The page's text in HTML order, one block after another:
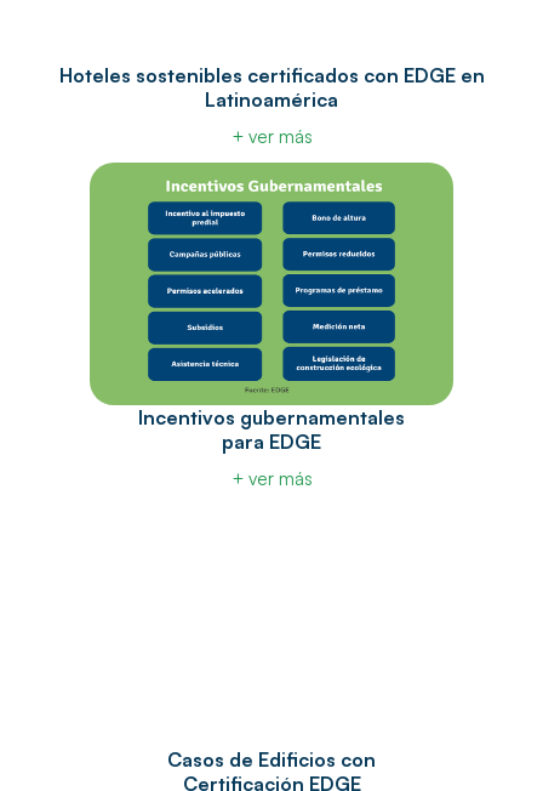
Hoteles sostenibles certificados con EDGE en
Latinoamérica
+ ver más
Incentivos gubernamentales
para EDGE
+ ver más
Casos de Edificios con
Certificación EDGE